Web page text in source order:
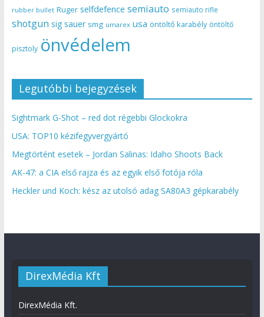
rubber bullet Ruger selfdefence semiauto semiauto rifle
shotgun sig sauer smg umarex usa öntöltő karabély öntöltő
pisztoly önvédelem
Legutóbbi bejegyzések
Sightmark G-Shot – red dot régebbi Glockokra
USA: TOP10 kézifegyvergyártó
Megtörtént esetek – Jordan Salinas: Idaho Shoots Back
AK-47: a CIA első rajza és az egyik első fotója róla
Heckler und Koch: kész az utolsó adag SA80A3 gépkarabély
DirexMédia Kft
DirexMédia Kft.